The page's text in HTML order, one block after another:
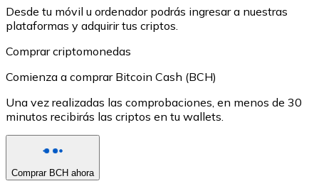
Desde tu móvil u ordenador podrás ingresar a nuestras
plataformas y adquirir tus criptos.
Comprar criptomonedas
Comienza a comprar Bitcoin Cash (BCH)
Una vez realizadas las comprobaciones, en menos de 30
minutos recibirás las criptos en tu wallets.
Comprar BCH ahora